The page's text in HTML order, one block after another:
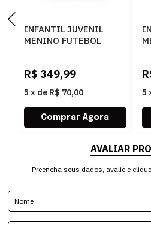
INFANTIL JUVENIL
MENINO FUTEBOL
R$ 349,99
5 x de R$ 70,00 5
AVALIAR
Preencha seus dados, avalie e